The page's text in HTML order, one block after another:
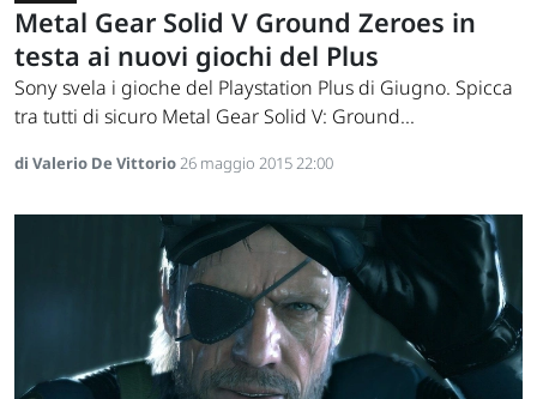
Metal Gear Solid V Ground Zeroes in
testa ai nuovi giochi del Plus
Sony svela i gioche del Playstation Plus di Giugno. Spicca
tra tutti di sicuro Metal Gear Solid V: Ground...
di Valerio De Vittorio26 maggio 2015 22:00